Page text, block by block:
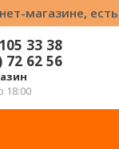
магазине,
33 38
72 62 56
18:00